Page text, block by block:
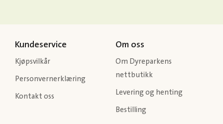
Kundeservice
Kjøpsvilkår
Personvernerklæring
Kontakt oss
Om oss
Om Dyreparkens
nettbutikk
Levering og henting
Bestilling